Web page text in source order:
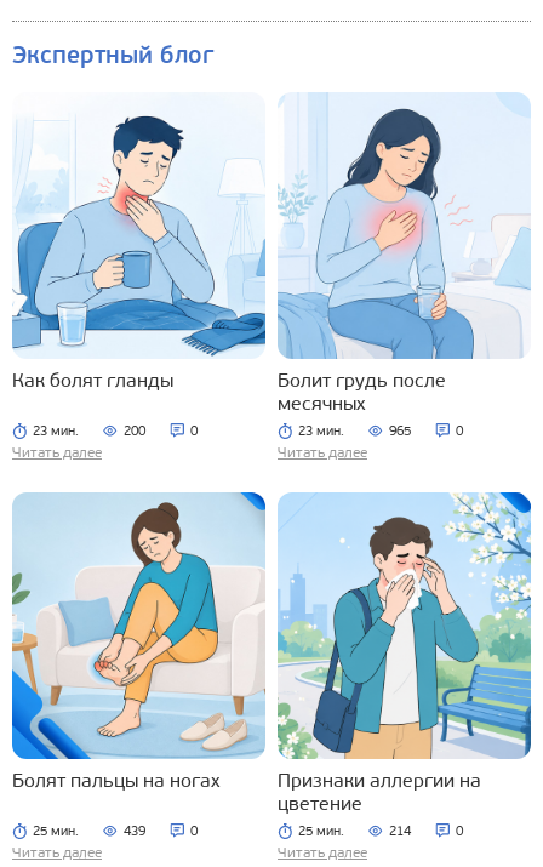
Экспертный блог
Как болят гланды
23 мин. 200 0
Читать далее
Болит грудь после
месячных
23 мин. 965 0
Читать далее
Болят пальцы на ногах
25 мин. 439 0
Читать далее
Признаки аллергии на
цветение
25 мин. 214 0
Читать далее